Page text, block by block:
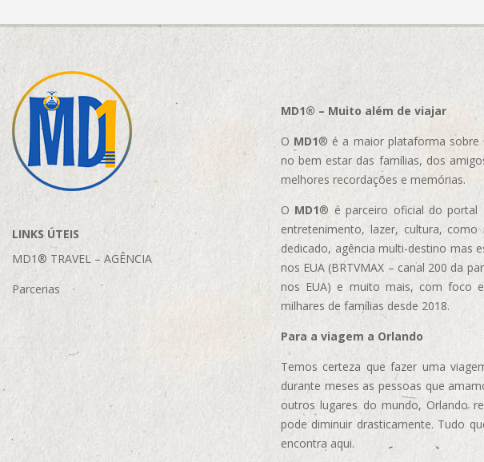
LINKS ÚTEIS
MD1® TRAVEL – AGÊNCIA
Parcerias
MD1® – Muito além de viajar
O MD1® é a maior plataforma sobre
no bem estar das famílias, dos
melhores recordações e memórias.
O MD1® é parceiro oficial do portal
entretenimento, lazer, cultura,
dedicado, agência multi-destino mas
nos EUA (BRTVMAX – canal 200 da
nos EUA) e muito mais, com foco
milhares de famílias desde 2018.
Para a viagem a Orlando
Temos certeza que fazer uma
durante meses as pessoas que
outros lugares do mundo, Orlando
pode diminuir drasticamente. Tudo
encontra aqui.